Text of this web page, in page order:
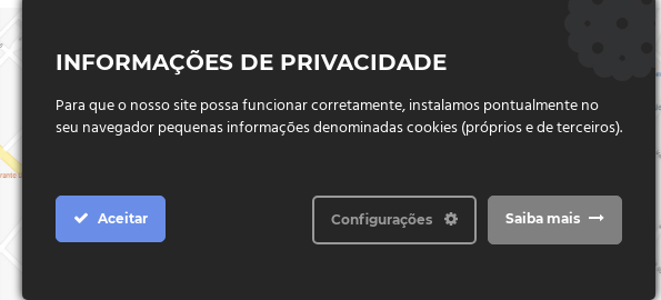
INFORMAÇÕES DE PRIVACIDADE
Para que o nosso site possa funcionar corretamente, instalamos pontualmente no
seu navegador pequenas informações denominadas cookies (próprios e de terceiros).
Aceitar Saiba mais
Configurações